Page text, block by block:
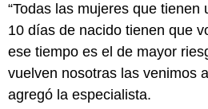
“Todas las mujeres que tienen
10 días de nacido tienen que
ese tiempo es el de mayor
vuelven nosotras las venimos
agregó la especialista.